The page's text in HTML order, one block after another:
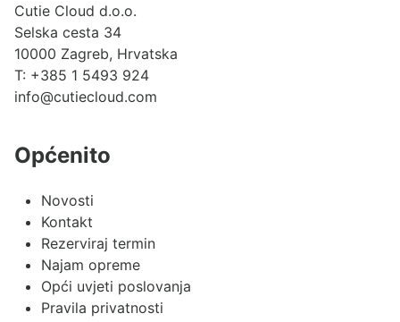
Cutie Cloud d.o.o.
Selska cesta 34
10000 Zagreb, Hrvatska
T: +385 1 5493 924
info@cutiecloud.com
Općenito
Novosti
Kontakt
Rezerviraj termin
Najam opreme
Opći uvjeti poslovanja
Pravila privatnosti